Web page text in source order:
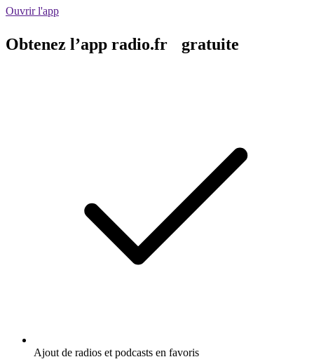
Ouvrir l'app
Obtenez l’app radio.fr gratuite
Ajout de radios et podcasts en favoris